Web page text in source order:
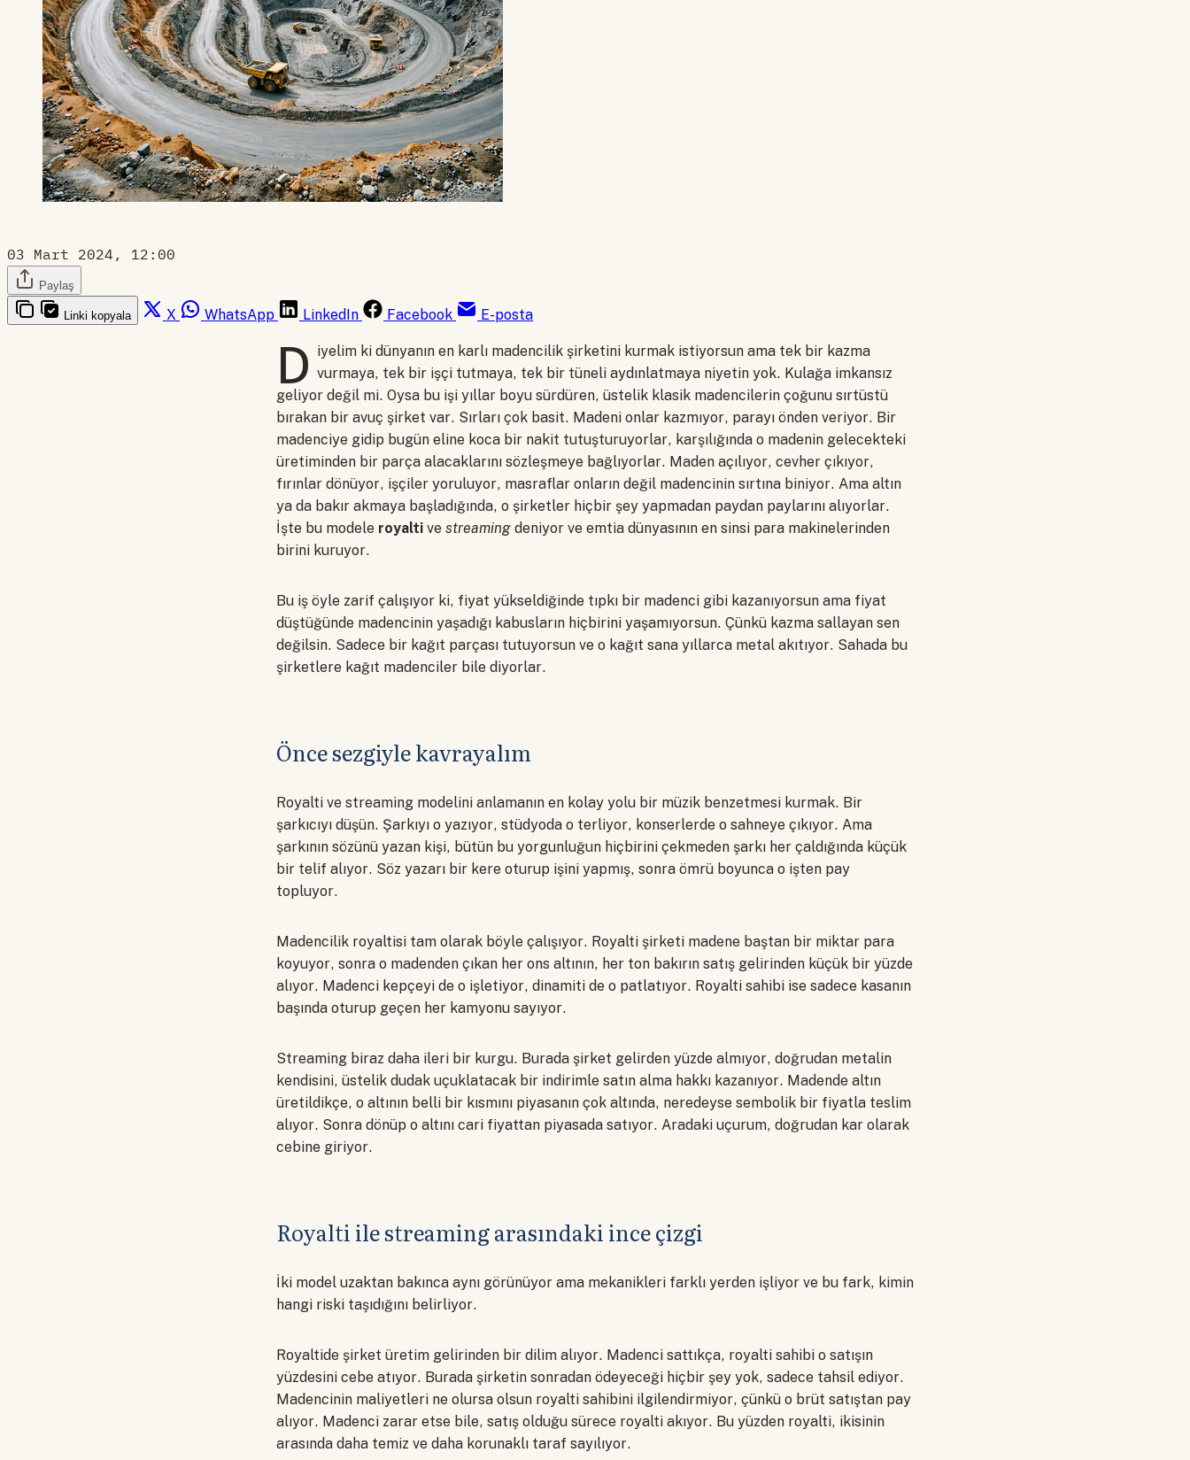
03 Mart 2024, 12:00
Paylaş
Linki kopyala X WhatsApp LinkedIn Facebook E-posta
D iyelim ki dünyanın en karlı madencilik şirketini kurmak istiyorsun ama tek bir kazma
vurmaya, tek bir işçi tutmaya, tek bir tüneli aydınlatmaya niyetin yok. Kulağa imkansız
geliyor değil mi. Oysa bu işi yıllar boyu sürdüren, üstelik klasik madencilerin çoğunu sırtüstü
bırakan bir avuç şirket var. Sırları çok basit. Madeni onlar kazmıyor, parayı önden veriyor. Bir
madenciye gidip bugün eline koca bir nakit tutuşturuyorlar, karşılığında o madenin gelecekteki
üretiminden bir parça alacaklarını sözleşmeye bağlıyorlar. Maden açılıyor, cevher çıkıyor,
fırınlar dönüyor, işçiler yoruluyor, masraflar onların değil madencinin sırtına biniyor. Ama altın
ya da bakır akmaya başladığında, o şirketler hiçbir şey yapmadan paydan paylarını alıyorlar.
İşte bu modele royalti ve streaming deniyor ve emtia dünyasının en sinsi para makinelerinden
birini kuruyor.
Bu iş öyle zarif çalışıyor ki, fiyat yükseldiğinde tıpkı bir madenci gibi kazanıyorsun ama fiyat
düştüğünde madencinin yaşadığı kabusların hiçbirini yaşamıyorsun. Çünkü kazma sallayan sen
değilsin. Sadece bir kağıt parçası tutuyorsun ve o kağıt sana yıllarca metal akıtıyor. Sahada bu
şirketlere kağıt madenciler bile diyorlar.
Önce sezgiyle kavrayalım
Royalti ve streaming modelini anlamanın en kolay yolu bir müzik benzetmesi kurmak. Bir
şarkıcıyı düşün. Şarkıyı o yazıyor, stüdyoda o terliyor, konserlerde o sahneye çıkıyor. Ama
şarkının sözünü yazan kişi, bütün bu yorgunluğun hiçbirini çekmeden şarkı her çaldığında küçük
bir telif alıyor. Söz yazarı bir kere oturup işini yapmış, sonra ömrü boyunca o işten pay
topluyor.
Madencilik royaltisi tam olarak böyle çalışıyor. Royalti şirketi madene baştan bir miktar para
koyuyor, sonra o madenden çıkan her ons altının, her ton bakırın satış gelirinden küçük bir yüzde
alıyor. Madenci kepçeyi de o işletiyor, dinamiti de o patlatıyor. Royalti sahibi ise sadece kasanın
başında oturup geçen her kamyonu sayıyor.
Streaming biraz daha ileri bir kurgu. Burada şirket gelirden yüzde almıyor, doğrudan metalin
kendisini, üstelik dudak uçuklatacak bir indirimle satın alma hakkı kazanıyor. Madende altın
üretildikçe, o altının belli bir kısmını piyasanın çok altında, neredeyse sembolik bir fiyatla teslim
alıyor. Sonra dönüp o altını cari fiyattan piyasada satıyor. Aradaki uçurum, doğrudan kar olarak
cebine giriyor.
Royalti ile streaming arasındaki ince çizgi
İki model uzaktan bakınca aynı görünüyor ama mekanikleri farklı yerden işliyor ve bu fark, kimin
hangi riski taşıdığını belirliyor.
Royaltide şirket üretim gelirinden bir dilim alıyor. Madenci sattıkça, royalti sahibi o satışın
yüzdesini cebe atıyor. Burada şirketin sonradan ödeyeceği hiçbir şey yok, sadece tahsil ediyor.
Madencinin maliyetleri ne olursa olsun royalti sahibini ilgilendirmiyor, çünkü o brüt satıştan pay
alıyor. Madenci zarar etse bile, satış olduğu sürece royalti akıyor. Bu yüzden royalti, ikisinin
arasında daha temiz ve daha korunaklı taraf sayılıyor.